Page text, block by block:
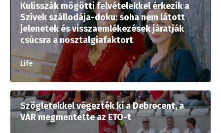
Kulisszák mögötti felvételekkel érkezik a
Szívek szállodája-doku: soha nem látott
jelenetek és visszaemlékezések járatják
csúcsra a nosztalgiafaktort
Life
Szögletekkel végezték ki a Debrecent, a
VAR megmentette az ETO-t